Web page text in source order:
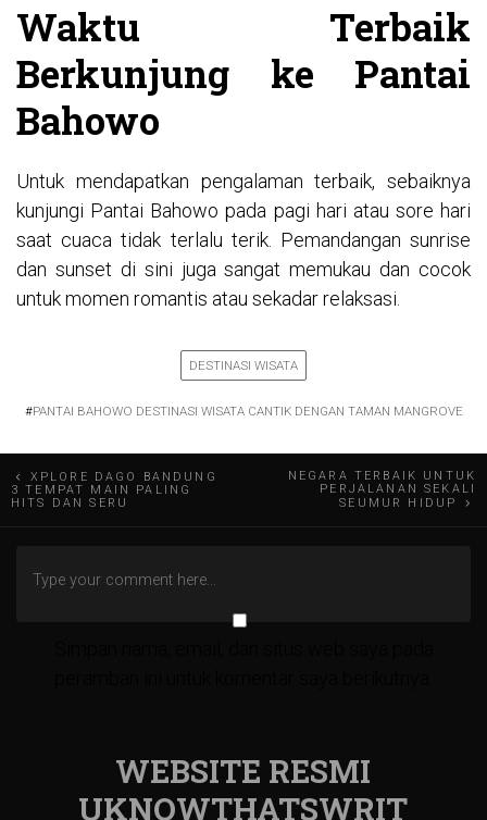
Waktu Terbaik
Berkunjung ke Pantai
Bahowo
Untuk mendapatkan pengalaman terbaik, sebaiknya
kunjungi Pantai Bahowo pada pagi hari atau sore hari
saat cuaca tidak terlalu terik. Pemandangan sunrise
dan sunset di sini juga sangat memukau dan cocok
untuk momen romantis atau sekadar relaksasi.
DESTINASI WISATA
#PANTAI BAHOWO DESTINASI WISATA CANTIK DENGAN TAMAN MANGROVE
Navigasi
pos
XPLORE DAGO BANDUNG
3 TEMPAT MAIN PALING
HITS DAN SERU
NEGARA TERBAIK UNTUK
PERJALANAN SEKALI
SEUMUR HIDUP
WEBSITE RESMI
UKNOWTHATSWRIT